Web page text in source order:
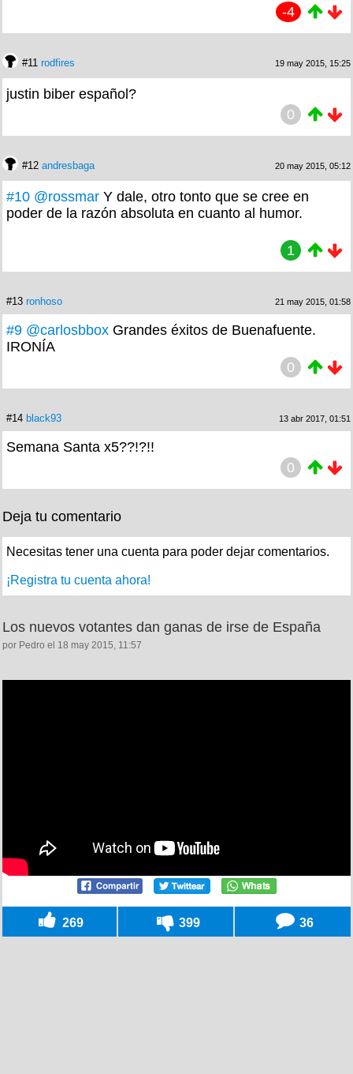
-4
#11 rodfires 19 may 2015, 15:25
justin biber español?
0
#12 andresbaga 20 may 2015, 05:12
#10 @rossmar Y dale, otro tonto que se cree en
poder de la razón absoluta en cuanto al humor.
1
#13 ronhoso 21 may 2015, 01:58
#9 @carlosbbox Grandes éxitos de Buenafuente.
IRONÍA
0
#14 black93 13 abr 2017, 01:51
Semana Santa x5??!?!!
0
Deja tu comentario
Necesitas tener una cuenta para poder dejar comentarios.
¡Registra tu cuenta ahora!
Los nuevos votantes dan ganas de irse de España
por Pedro el 18 may 2015, 11:57
269 399 36